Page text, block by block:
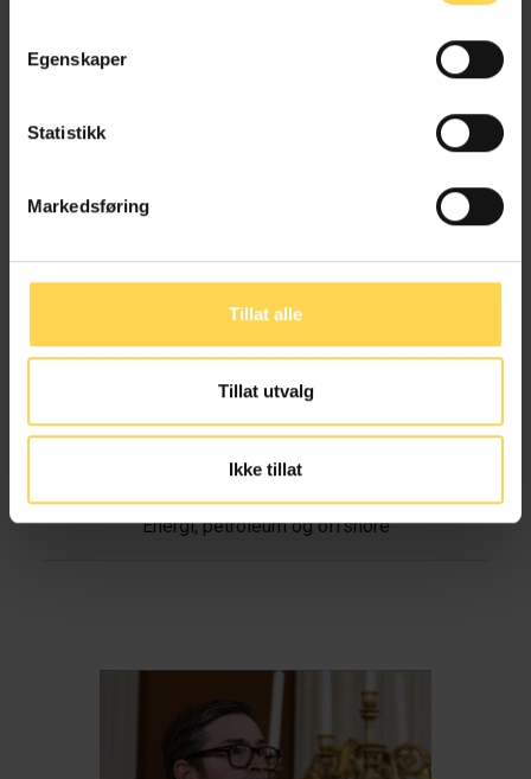
Egenskaper
Statistikk
Markedsføring
Tillat alle
Tillat utvalg
Ikke tillat
Energi, petroleum og offshore